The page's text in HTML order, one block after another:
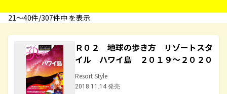
21〜40件/307件中 を表示
Ｒ０２ 地球の歩き方 リゾートスタ
イル ハワイ島 ２０１９～２０２０
Resort Style
2018.11.14 発売